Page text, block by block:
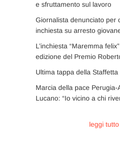
e sfruttamento sul lavoro
Giornalista denunciato per
inchiesta su arresto
L’inchiesta “Maremma
edizione del Premio
Ultima tappa della
Marcia della pace Perugia-
Lucano: “Io vicino a chi
leggi